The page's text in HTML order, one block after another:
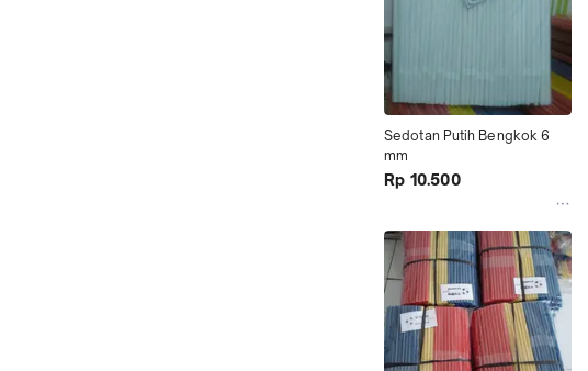
Sedotan Putih Bengkok 6
mm
Rp 10.500